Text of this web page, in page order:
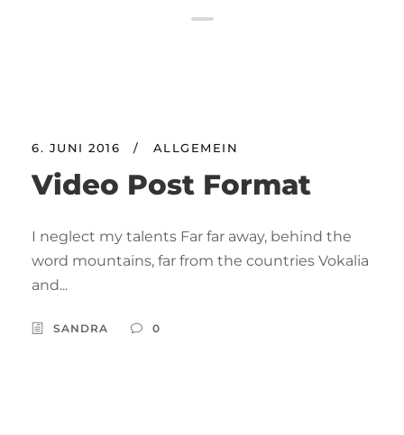
6. JUNI 2016 / ALLGEMEIN
Video Post Format
I neglect my talents Far far away, behind the
word mountains, far from the countries Vokalia
and...
SANDRA 0